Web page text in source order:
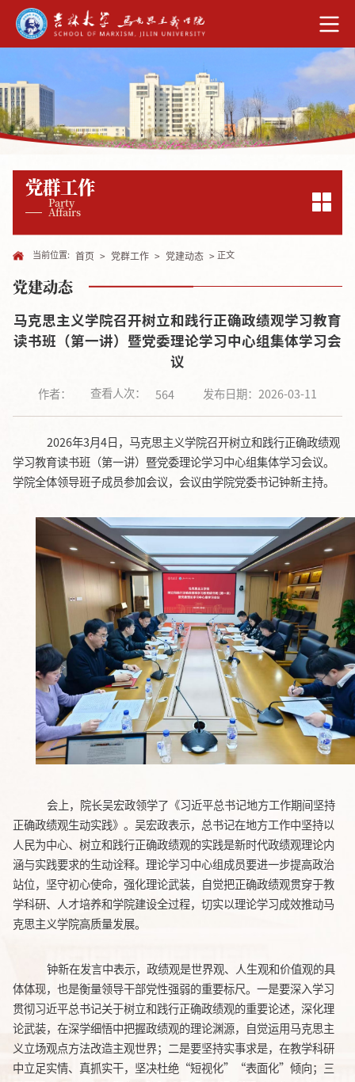
党群工作
Party
Affairs
当前位置: 首页 > 党群工作 > 党建动态 > 正文
党建动态
马克思主义学院召开树立和践行正确政绩观学习教育
读书班（第一讲）暨党委理论学习中心组集体学习会
议
作者： 查看人次： 564 发布日期：2026-03-11
2026年3月4日，马克思主义学院召开树立和践行正确政绩观
学习教育读书班（第一讲）暨党委理论学习中心组集体学习会议。
学院全体领导班子成员参加会议，会议由学院党委书记钟新主持。
会上，院长吴宏政领学了《习近平总书记地方工作期间坚持
正确政绩观生动实践》。吴宏政表示，总书记在地方工作中坚持以
人民为中心、树立和践行正确政绩观的实践是新时代政绩观理论内
涵与实践要求的生动诠释。理论学习中心组成员要进一步提高政治
站位，坚守初心使命，强化理论武装，自觉把正确政绩观贯穿于教
学科研、人才培养和学院建设全过程，切实以理论学习成效推动马
克思主义学院高质量发展。
钟新在发言中表示，政绩观是世界观、人生观和价值观的具
体体现，也是衡量领导干部党性强弱的重要标尺。一是要深入学习
贯彻习近平总书记关于树立和践行正确政绩观的重要论述，深化理
论武装，在深学细悟中把握政绩观的理论渊源，自觉运用马克思主
义立场观点方法改造主观世界；二是要坚持实事求是，在教学科研
中立足实情、真抓实干，坚决杜绝 “短视化”“表面化”倾向；三